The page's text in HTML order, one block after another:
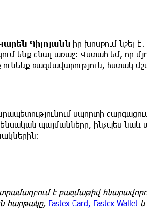
Գիլոյանն իր խոսքում նշել
ենք գնալ առաջ։ Վստահ եմ, որ
ռազմավարություն, հստակ
սպորտի
պայմանները, ինչպես նաև
է բազմաթիվ
հարթակը, Fastex Card, Fastex Wallet և